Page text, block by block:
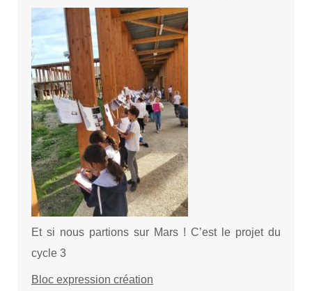
Et si nous partions sur Mars ! C’est le projet du
cycle 3
Bloc expression création